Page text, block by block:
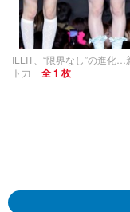
ILLIT、“限界なし”の進化
ト力
全 1 枚